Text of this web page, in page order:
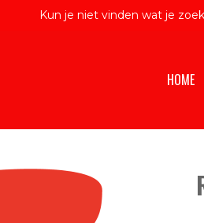
Kun je niet vinden wat je
HOME